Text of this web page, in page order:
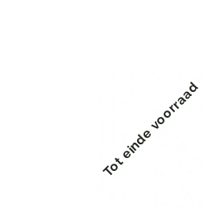
Tot einde voorraad